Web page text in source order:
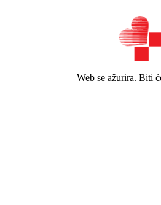
Web se ažurira. Biti